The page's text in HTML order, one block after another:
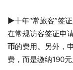
►十年“常旅客”签
在常规访客签证申
币的费用。另外，
费，而是缴纳190